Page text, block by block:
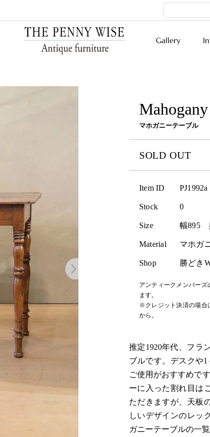
Gallery
マホガニーテーブル
SOLD OUT
Item ID PJ1992a
Stock 0
Size 幅895
Material マホガ
Shop 勝どき
アンティークメンバーズ
ます。
※クレジット決済の場合
から。
推定1920年代、フラ
ブルです。デスクや
ご使用がおすすめで
ーに入った割れ目は
ただきますが、天板
しいデザインのレッ
ガニーテーブルの一